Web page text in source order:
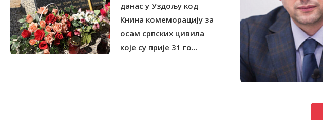
данас у Уздољу код
Книна комеморацију за
осам српских цивила
које су прије 31 го...